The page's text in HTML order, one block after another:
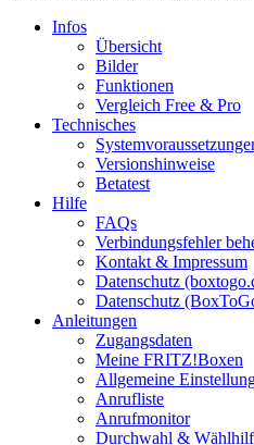
Infos
Übersicht
Bilder
Funktionen
Vergleich Free & Pro
Technisches
Versionshinweise
Betatest
Hilfe
FAQs
Verbindungsfehler
Kontakt & Impressum
Datenschutz
Datenschutz
Anleitungen
Zugangsdaten
Meine FRITZ!Boxen
Allgemeine
Anrufliste
Anrufmonitor
Durchwahl &